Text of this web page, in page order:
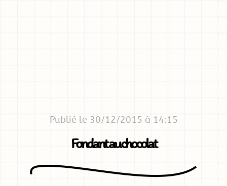
Publié le 30/12/2015 à 14:15
Fondant au chocolat